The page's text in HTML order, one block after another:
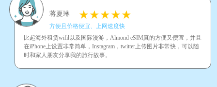
蒋夏琳
方便且价格便宜、上网速度快
比起海外租赁wifil以及国际漫游，Almond eSIM真的方便又便宜，并且
在iPhone上设置非常简单，Instagram，twitter上传图片非常快，可以随
时和家人朋友分享我的旅行故事。